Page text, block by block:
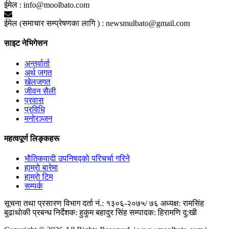
ईमेल : info@moolbato.com
ईमेल (समाचार सम्प्रेषणका लागि ) : newsmulbato@gmail.com
साइट नेभिगेसन
अन्तर्वार्ता
अर्थ जगत
खेलजगत
जीवन सैली
प्रवास
प्रविधि
मनोरञ्जन
महत्वपूर्ण लिङ्कहरू
भाैतिकवादी उपनिषद्काे परिचर्चा गरिने
हाम्राे बारेमा
हाम्राे टिम
सम्पर्क
सूचना तथा प्रसारण विभाग दर्ता नं.: १३०६-२०७५/ ७६ अध्यक्ष: रामसिंह
बुढाथाेकी प्रबन्ध निर्देशक: हुकुम बहादुर सिंह सम्पादक: हिरामणि दु:खी